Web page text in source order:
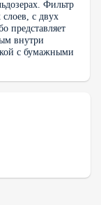
Фильтр
с двух
представляет
внутри
с бумажными